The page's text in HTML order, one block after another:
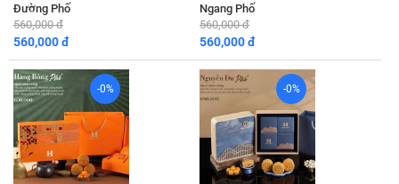
Đường Phố
560,000 đ
560,000 đ
Ngang Phố
560,000 đ
560,000 đ
-0% -0%